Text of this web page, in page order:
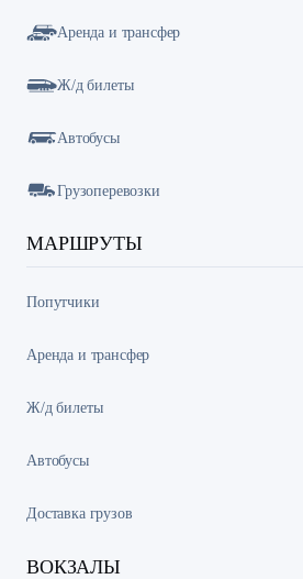
Аренда и трансфер
Ж/д билеты
Автобусы
Грузоперевозки
МАРШРУТЫ
Попутчики
Аренда и трансфер
Ж/д билеты
Автобусы
Доставка грузов
ВОКЗАЛЫ